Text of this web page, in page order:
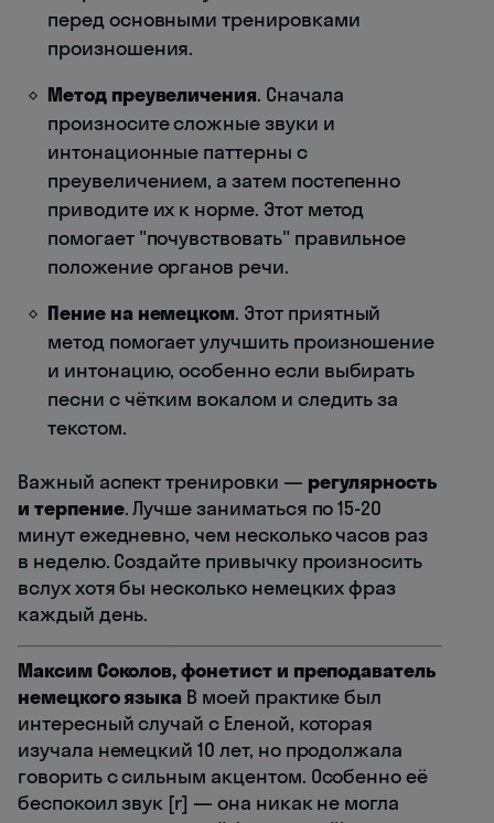
перед основными тренировками
произношения.
Метод преувеличения. Сначала
произносите сложные звуки и
интонационные паттерны с
преувеличением, а затем постепенно
приводите их к норме. Этот метод
помогает "почувствовать" правильное
положение органов речи.
Пение на немецком. Этот приятный
метод помогает улучшить произношение
и интонацию, особенно если выбирать
песни с чётким вокалом и следить за
текстом.
Важный аспект тренировки — регулярность
и терпение. Лучше заниматься по 15-20
минут ежедневно, чем несколько часов раз
в неделю. Создайте привычку произносить
вслух хотя бы несколько немецких фраз
каждый день.
Максим Соколов, фонетист и преподаватель
немецкого языка В моей практике был
интересный случай с Еленой, которая
изучала немецкий 10 лет, но продолжала
говорить с сильным акцентом. Особенно её
беспокоил звук [r] — она никак не могла